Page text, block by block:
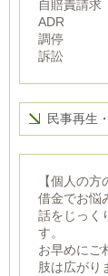
自賠責請求
ADR
調停
訴訟
民事再生
【個人の方
借金でお悩
話をじっく
す。
お早めにご
肢は広がり